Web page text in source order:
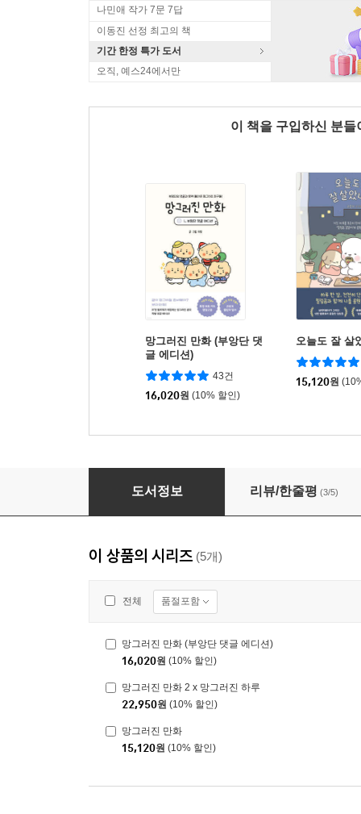
나민애 작가 7문 7답
이동진 선정 최고의 책
기간 한정 특가 도서
오직, 예스24에서만
이 책을 구입하신 분
망그러진 만화 (부앙단 댓
글 에디션)
43건
16,020원 (10% 할인)
오늘도 잘 살
15,120원
망그러진 만화 2 x 망그러진 하루
도서정보 리뷰/한줄평 (3/5)
이 상품의 시리즈 (5개)
전체 품절포함
망그러진 만화 (부앙단 댓글 에디션)
16,020원 (10% 할인)
망그러진 만화 2 x 망그러진 하루
22,950원 (10% 할인)
망그러진 만화
15,120원 (10% 할인)